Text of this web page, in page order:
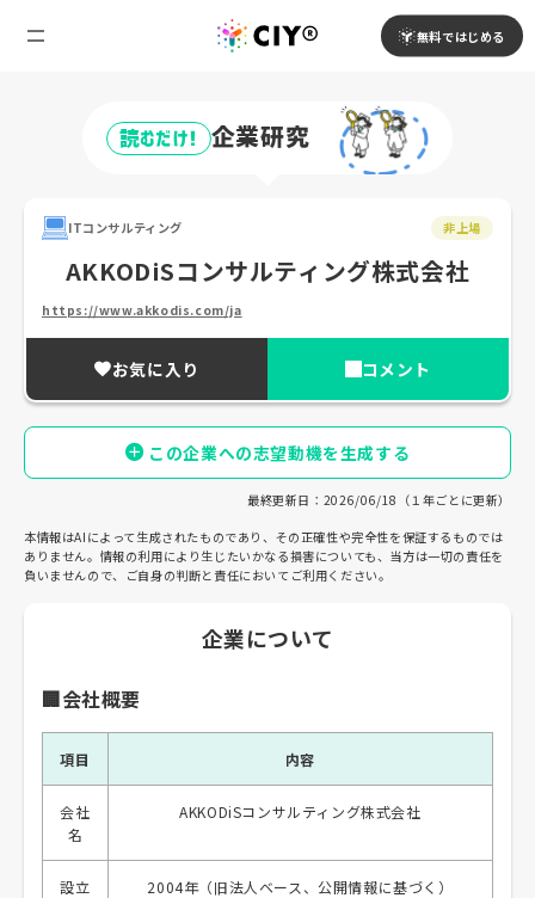
無料ではじめる
読むだけ! 企業研究
ITコンサルティング 非上場
AKKODiSコンサルティング株式会社
https://www.akkodis.com/ja
お気に入り コメント
この企業への志望動機を生成する
最終更新日：2026/06/18（１年ごとに更新）
本情報はAIによって生成されたものであり、その正確性や完全性を保証するものでは
ありません。情報の利用により生じたいかなる損害についても、当方は一切の責任を
負いませんので、ご自身の判断と責任においてご利用ください。
企業について
🏢会社概要
項目 内容
会社
名
AKKODiSコンサルティング株式会社
設立
2004年（旧法人ベース、公開情報に基づく）